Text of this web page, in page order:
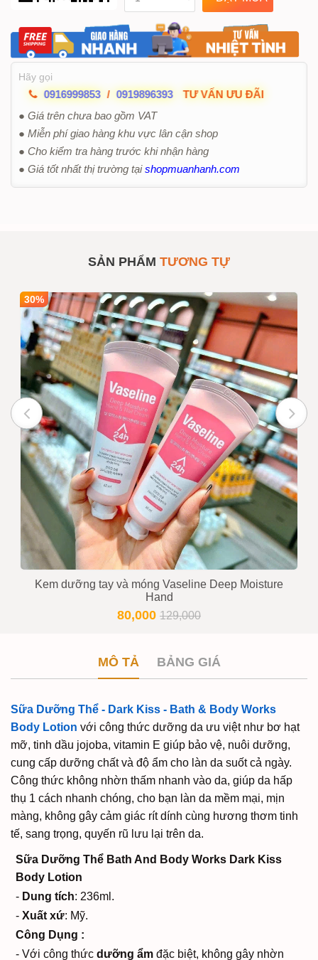
Hãy gọi
0916999853 / 0919896393
TƯ VẤN ƯU ĐÃI
● Giá trên chưa bao gồm VAT
● Miễn phí giao hàng khu vực lân cận shop
● Cho kiểm tra hàng trước khi nhận hàng
● Giá tốt nhất thị trường tạishopmuanhanh.com
SẢN PHẨM TƯƠNG TỰ
30%
Kem dưỡng tay và móng Vaseline Deep Moisture
Hand
80,000 129,000
MÔ TẢ BẢNG GIÁ
Sữa Dưỡng Thể - Dark Kiss - Bath & Body Works
Body Lotion với công thức dưỡng da ưu việt như bơ hạt
mỡ, tinh dầu jojoba, vitamin E giúp bảo vệ, nuôi dưỡng,
cung cấp dưỡng chất và độ ẩm cho làn da suốt cả ngày.
Công thức không nhờn thấm nhanh vào da, giúp da hấp
thụ 1 cách nhanh chóng, cho bạn làn da mềm mại, mịn
màng, không gây cảm giác rít dính cùng hương thơm tinh
tế, sang trọng, quyến rũ lưu lại trên da.
Sữa Dưỡng Thể Bath And Body Works Dark Kiss
Body Lotion
- Dung tích: 236ml.
- Xuất xứ: Mỹ.
Công Dụng :
- Với công thức dưỡng ẩm đặc biệt, không gây nhờn